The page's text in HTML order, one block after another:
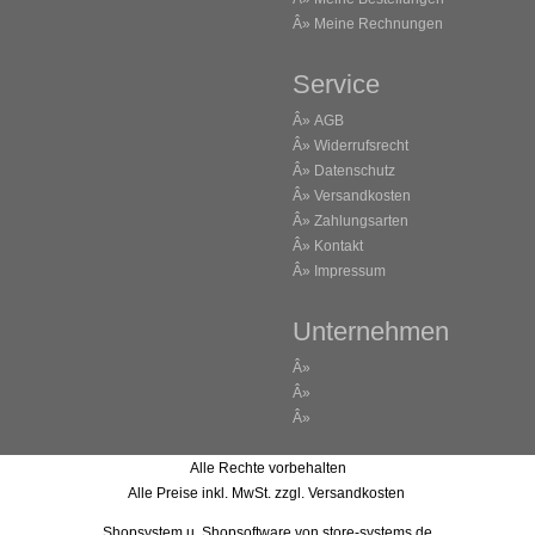
Â» Meine Rechnungen
Service
Â» AGB
Â» Widerrufsrecht
Â» Datenschutz
Â» Versandkosten
Â» Zahlungsarten
Â» Kontakt
Â» Impressum
Unternehmen
Â»
Â»
Â»
Alle Rechte vorbehalten
Alle Preise inkl. MwSt. zzgl. Versandkosten